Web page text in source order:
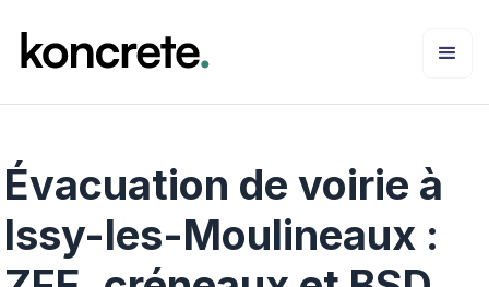
Évacuation de voirie à
Issy-les-Moulineaux :